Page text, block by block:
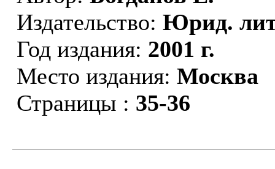
Издательство: Юрид.
Год издания: 2001 г.
Место издания: Москва
Страницы : 35-36